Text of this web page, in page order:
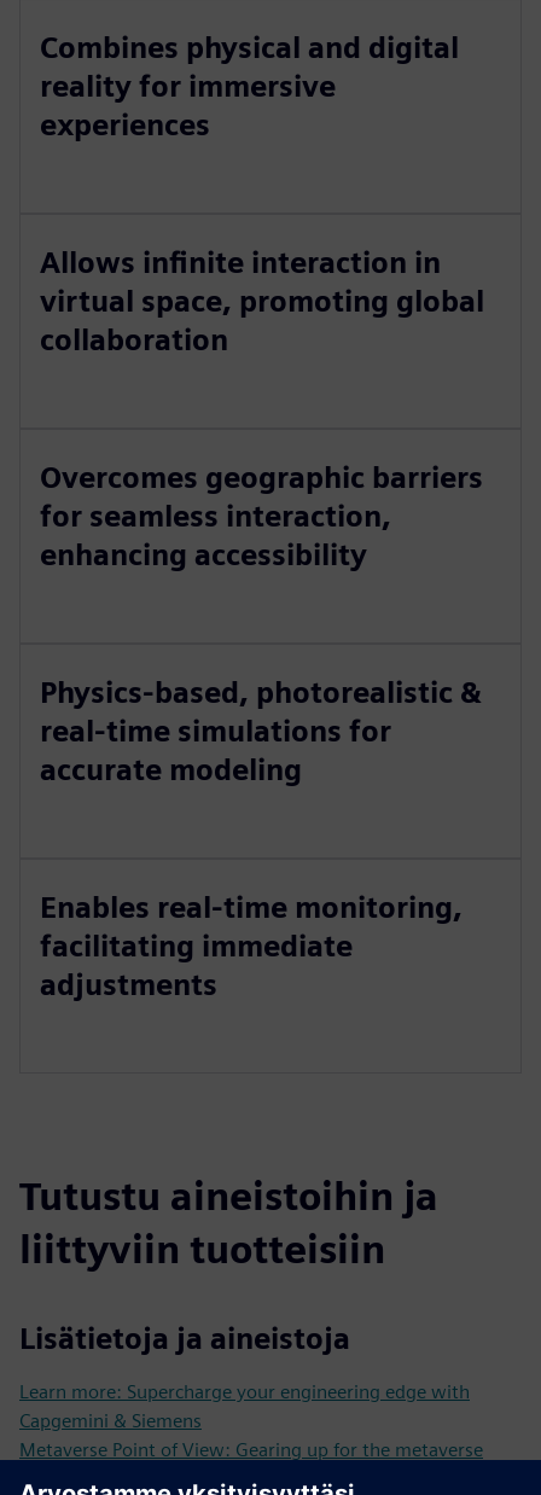
Combines physical and digital
reality for immersive
experiences
Allows infinite interaction in
virtual space, promoting global
collaboration
Overcomes geographic barriers
for seamless interaction,
enhancing accessibility
Physics-based, photorealistic &
real-time simulations for
accurate modeling
Enables real-time monitoring,
facilitating immediate
adjustments
Tutustu aineistoihin ja
liittyviin tuotteisiin
Lisätietoja ja aineistoja
Learn more: Supercharge your engineering edge with
Capgemini & Siemens
Metaverse Point of View: Gearing up for the metaverse
On the way to the industrial metaverse